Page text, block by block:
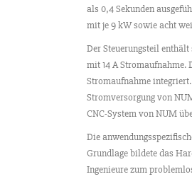
als 0,4 Sekunden
mit je 9 kW sowie acht
Der Steuerungsteil
mit 14 A
Stromaufnahme
Stromversorgung von
CNC-System von NUM
Die
Grundlage bildete das
Ingenieure zum